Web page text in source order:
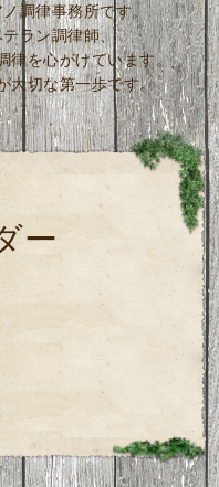
調律事務所です。
ラン調律師、
律を心がけています。
大切な第一歩です。
ー